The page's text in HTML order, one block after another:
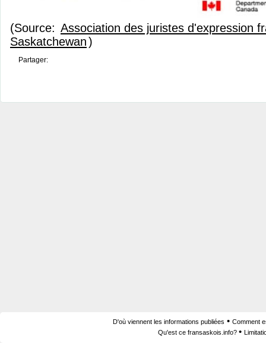
(Source: Association des juristes d'expression
Saskatchewan)
Partager:
D'où viennent les informations publiées • Comment
Qu'est ce fransaskois.info? •